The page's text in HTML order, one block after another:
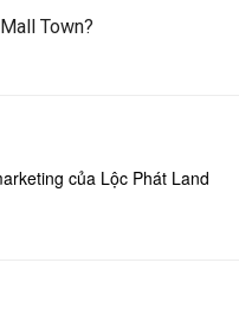
Town?
của Lộc Phát Land